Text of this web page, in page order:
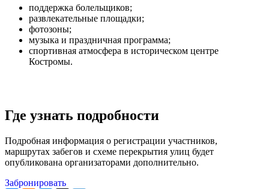
поддержка болельщиков;
развлекательные площадки;
фотозоны;
музыка и праздничная программа;
спортивная атмосфера в историческом центре
Костромы.
Где узнать подробности
Подробная информация о регистрации участников,
маршрутах забегов и схеме перекрытия улиц будет
опубликована организаторами дополнительно.
Забронировать